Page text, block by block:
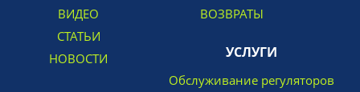
ВИДЕО
СТАТЬИ
НОВОСТИ
ВОЗВРАТЫ
УСЛУГИ
Обслуживание регуляторов